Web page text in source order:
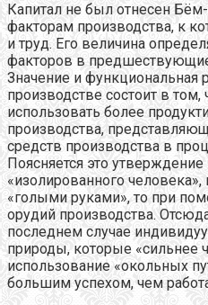
Капитал не был отнесен
факторам производства, к
и труд. Его величина
факторов в
Значение и функциональная
производстве состоит в
использовать более
производства,
средств производства в
Поясняется это
«изолированного человека»,
«голыми руками», то при
орудий производства.
последнем случае
природы, которые «сильнее
использование «окольных
большим успехом, чем